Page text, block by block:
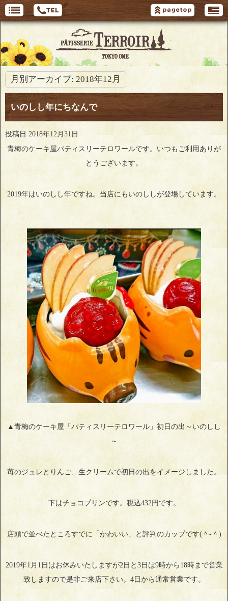
月別アーカイブ: 2018年12月
いのしし年にちなんで
投稿日 2018年12月31日
青梅のケーキ屋パティスリーテロワールです。いつもご利用ありが
とうございます。
2019年はいのしし年ですね。当店にもいのししが登場しています。
▲青梅のケーキ屋「パティスリーテロワール」初日の出～いのしし
～
苺のジュレとりんご、生クリームで初日の出をイメージしました。
下はチョコプリンです。税込432円です。
店頭で並べたところすでに「かわいい」と評判のカップです(＾-＾)
2019年1月1日はお休みいたしますが2日と3日は9時から18時まで営業
致しますので是非ご来店下さい。4日から通常営業です。